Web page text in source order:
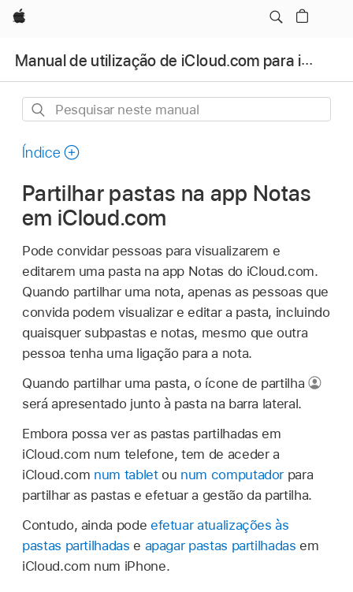
Apple
Manual de utilização de iCloud.com para iPhone
Pesquisar
manual
Índice
Partilhar pastas na app Notas
em iCloud.com
Pode convidar pessoas para visualizarem e
editarem uma pasta na app Notas do iCloud.com.
Quando partilhar uma nota, apenas as pessoas que
convida podem visualizar e editar a pasta, incluindo
quaisquer subpastas e notas, mesmo que outra
pessoa tenha uma ligação para a nota.
Quando partilhar uma pasta, o ícone de partilha
será apresentado junto à pasta na barra lateral.
Embora possa ver as pastas partilhadas em
iCloud.com num telefone, tem de aceder a
iCloud.com num tabletou num computador para
partilhar as pastas e efetuar a gestão da partilha.
Contudo, ainda pode efetuar atualizações às
pastas partilhadas e apagar pastas partilhadas em
iCloud.com num iPhone.